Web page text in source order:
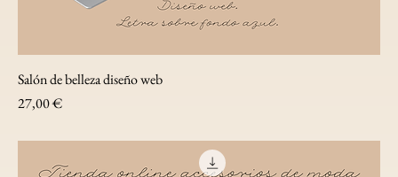
Salón de belleza diseño web
Precio
27,00 €